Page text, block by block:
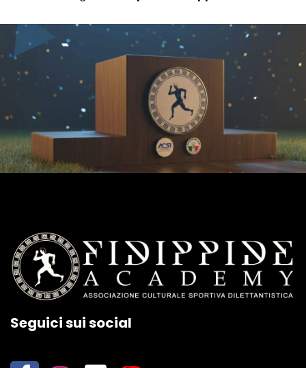
Seguici sui social